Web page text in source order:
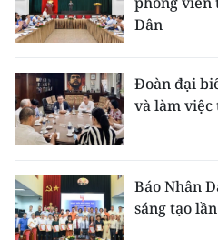
CHUYÊN ĐỀ
CÁC CHUYÊN TRANG
VỀ BÁO NHÂN DÂN
THỜI NAY
NHÂN DÂN CUỐI TUẦN
Dân
Đoàn đại
và làm việc
Báo Nhân
sáng tạo